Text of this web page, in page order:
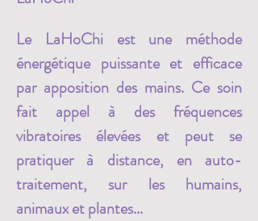
Le LaHoChi est une méthode
énergétique puissante et efficace
par apposition des mains. Ce soin
fait appel à des fréquences
vibratoires élevées et peut se
pratiquer à distance, en auto-
traitement, sur les humains,
animaux et plantes...